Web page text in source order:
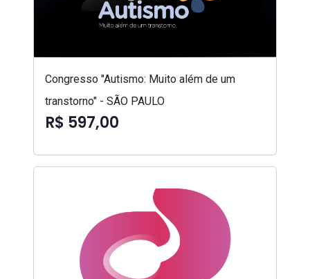
Congresso "Autismo: Muito além de um
transtorno" - SÃO PAULO
R$ 597,00